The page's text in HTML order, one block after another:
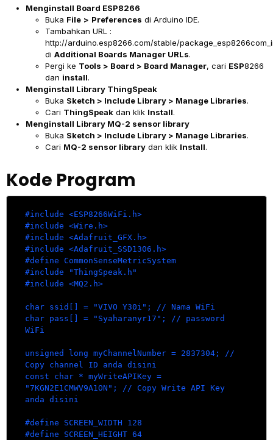
Menginstall Board ESP8266
Buka File > Preferences di Arduino IDE.
Tambahkan URL :
http://arduino.esp8266.com/stable/
di Additional Boards Manager URLs.
Pergi ke Tools > Board > Board Manager, cari ESP8266
dan install.
Menginstall Library ThingSpeak
Buka Sketch > Include Library > Manage Libraries.
Cari ThingSpeak dan klik Install.
Menginstall Library MQ-2 sensor library
Buka Sketch > Include Library > Manage Libraries.
Cari MQ-2 sensor library dan klik Install.
Kode Program
#include <ESP8266WiFi.h>
#include <Wire.h>
#include <Adafruit_GFX.h>
#include <Adafruit_SSD1306.h>
#define CommonSenseMetricSystem
#include "ThingSpeak.h"
#include <MQ2.h>
char ssid[] = "VIVO Y30i"; // Nama WiFi
char pass[] = "Syaharanyr17"; // password
WiFi
unsigned long myChannelNumber = 2837304; //
Copy channel ID anda disini
const char * myWriteAPIKey =
"7KGN2E1CMWV9A1ON"; // Copy Write API Key
anda disini
#define SCREEN_WIDTH 128
#define SCREEN_HEIGHT 64